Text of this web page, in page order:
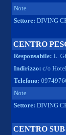
Note
Settore: DIVING
CENTRO
Responsabile: L.
Indirizzo: c/o
Telefono:
Note
Settore: DIVING
CENTRO